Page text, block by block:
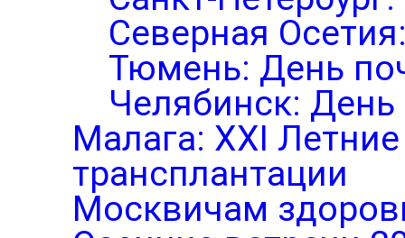
Северная
Тюмень: День
Челябинск: День
Малага: XXI
трансплантации
Москвичам